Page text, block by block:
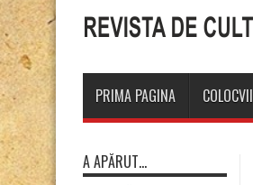
PRIMA PAGINA COLOCVII
A APĂRUT…